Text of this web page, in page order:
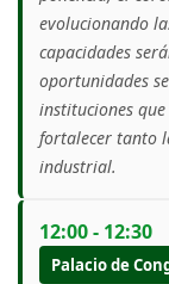
evolucionando
capacidades
oportunidades
instituciones
fortalecer tanto
industrial.
12:00 - 12:30
Palacio de